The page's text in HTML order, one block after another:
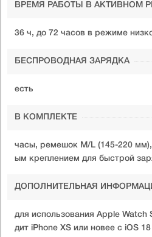
ВРЕМЯ РАБОТЫ В АКТИВНОМ
36 ч, до 72 часов в режиме
БЕСПРОВОДНАЯ ЗАРЯДКА
есть
В КОМПЛЕКТЕ
часы, ремешок M/L (145-220 мм),
ым креплением для быстрой
ДОПОЛНИТЕЛЬНАЯ
для использования Apple Watch
дит iPhone XS или новее с iOS